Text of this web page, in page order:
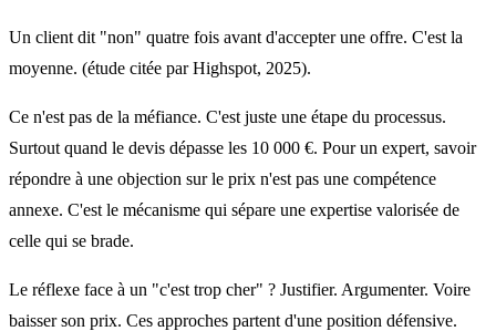
Un client dit "non" quatre fois avant d'accepter une offre. C'est la
moyenne. (étude citée par Highspot, 2025).
Ce n'est pas de la méfiance. C'est juste une étape du processus.
Surtout quand le devis dépasse les 10 000 €. Pour un expert, savoir
répondre à une objection sur le prix n'est pas une compétence
annexe. C'est le mécanisme qui sépare une expertise valorisée de
celle qui se brade.
Le réflexe face à un "c'est trop cher" ? Justifier. Argumenter. Voire
baisser son prix. Ces approches partent d'une position défensive.